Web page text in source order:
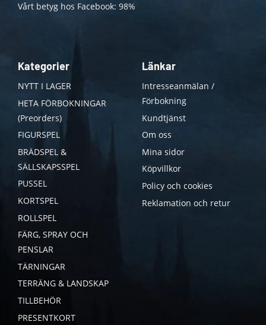
Vårt betyg hos Facebook: 98%
Kategorier
NYTT I LAGER
HETA FÖRBOKNINGAR
(Preorders)
FIGURSPEL
BRÄDSPEL &
SÄLLSKAPSSPEL
PUSSEL
KORTSPEL
ROLLSPEL
FÄRG, SPRAY OCH
PENSLAR
TÄRNINGAR
TERRÄNG & LANDSKAP
TILLBEHÖR
PRESENTKORT
Länkar
Intresseanmälan /
Förbokning
Kundtjänst
Om oss
Mina sidor
Köpvillkor
Policy och cookies
Reklamation och retur